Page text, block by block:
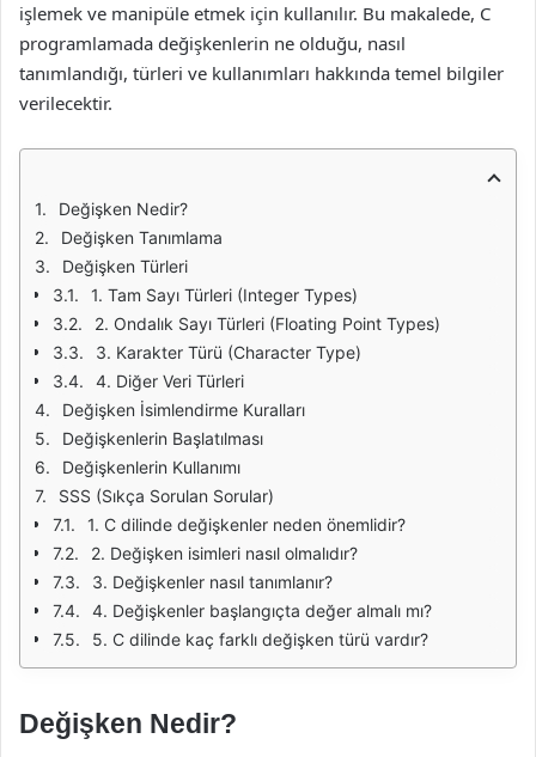
işlemek ve manipüle etmek için kullanılır. Bu makalede, C
programlamada değişkenlerin ne olduğu, nasıl
tanımlandığı, türleri ve kullanımları hakkında temel bilgiler
verilecektir.
Değişken Nedir?
Değişken Tanımlama
Değişken Türleri
1. Tam Sayı Türleri (Integer Types)
2. Ondalık Sayı Türleri (Floating Point Types)
3. Karakter Türü (Character Type)
4. Diğer Veri Türleri
Değişken İsimlendirme Kuralları
Değişkenlerin Başlatılması
Değişkenlerin Kullanımı
SSS (Sıkça Sorulan Sorular)
1. C dilinde değişkenler neden önemlidir?
2. Değişken isimleri nasıl olmalıdır?
3. Değişkenler nasıl tanımlanır?
4. Değişkenler başlangıçta değer almalı mı?
5. C dilinde kaç farklı değişken türü vardır?
Değişken Nedir?